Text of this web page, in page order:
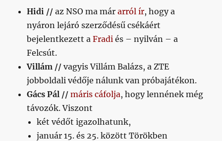
Hidi // az NSO ma márarról ír, hogy a
nyáron lejáró szerződésű csékáért
bejelentkezett aFradi és – nyilván – a
Felcsút.
Villám // vagyis Villám Balázs, a ZTE
jobboldali védője nálunk van próbajátékon.
Gács Pál // máris cáfolja, hogy lennének még
távozók. Viszont
két védőt igazolhatunk,
január 15. és 25. között Törökben